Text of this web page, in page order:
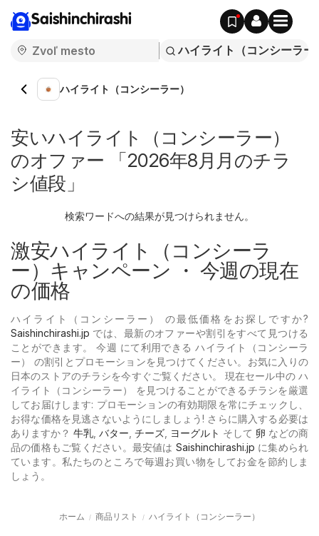
Saishinchirashi
ハイライト（コンシーラー）
安いハイライト（コンシーラー）
のオファー 「2026年8月月のチラ
シ値段」
検索ワードへの結果が見つけられません。
激安ハイライト（コンシーラ
ー）キャンペーン ・ 今週の現在
の価格
ハイライト（コンシーラー） の最低価格をお探しですか?
Saishinchirashi.jp では、最新のオファーや割引をすべて見つける
ことができます。 今週 にて利用できる ハイライト（コンシーラ
ー） の割引とプロモーションを見つけてください。お気に入りの
日本のストアのチラシを今すぐご覧ください。 現在セール中の ハ
イライト（コンシーラー） を見つけることができるチラシを厳選
してお届けします: プロモーションの有効期限を常にチェックし、
お得な価格を見逃さないようにしましょう! さらに購入する必要は
ありますか？ 牛乳 バター チーズ ヨーグルト そして 卵 などの商
品の価格もご覧ください。最安値は Saishinchirashi.jp に集められ
ています。私たちのところで毎週お買い物をしてお金を節約しま
しょう。
ホーム 商品リスト ハイライト（コンシーラー）